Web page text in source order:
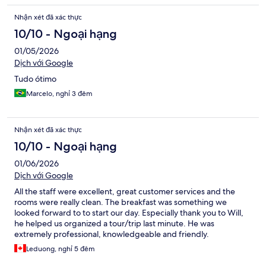
Nhận xét đã xác thực
10/10 - Ngoại hạng
01/05/2026
Dịch với Google
Tudo ótimo
Marcelo, nghỉ 3 đêm
Nhận xét đã xác thực
10/10 - Ngoại hạng
01/06/2026
Dịch với Google
All the staff were excellent, great customer services and the
rooms were really clean. The breakfast was something we
looked forward to to start our day. Especially thank you to Will,
he helped us organized a tour/trip last minute. He was
extremely professional, knowledgeable and friendly.
Leduong, nghỉ 5 đêm